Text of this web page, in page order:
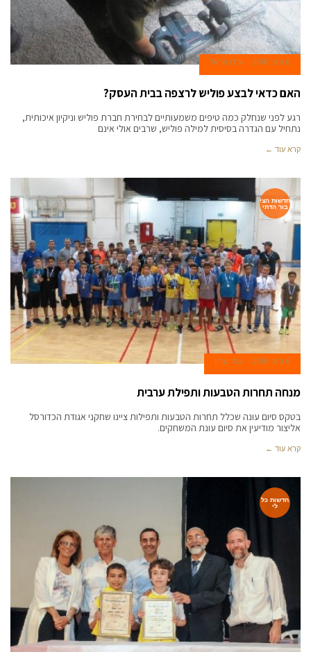
6 ביוני 2016 עידן הראל
האם כדאי לבצע פוליש לרצפה בבית העסק?
רגע לפני שנחלק כמה טיפים משמעותיים לבחירת חברת פוליש וניקיון איכותית,
נתחיל עם הגדרה בסיסית למילה פוליש, שרבים אולי אינם
קרא עוד ←
חדשות הצי
בור הדתי
6 ביוני 2016 עמי שרון
מנחה תחרות הטבעות ותפילת ערבית
בטקס סיום עונה שכלל תחרות הטבעות ותפילות ציינו שחקני אגודת הכדורסל
אליצור מודיעין את סיום עונת המשחקים.
קרא עוד ←
חדשות כל
לי